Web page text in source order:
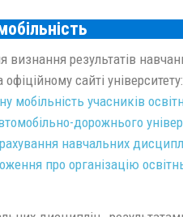
результатів
сайті університету:
мобільність учасників
дорожнього
навчальних
про організацію